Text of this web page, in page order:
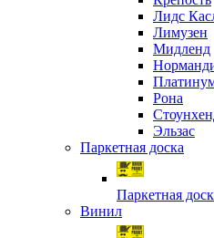
Лидс
Лимузен
Мидленд
Рона
Эльзас
Паркетная доска
Паркетная
Винил